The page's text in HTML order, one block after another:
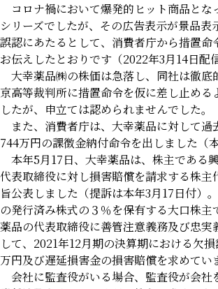
コロナ禍において爆発的ヒット商品とな
シリーズでしたが、その広告表示が景品表
誤認にあたるとして、消費者庁から措置命
お伝えしたとおりです（2022年3月14日配
大幸薬品㈱の株価は急落し、同社は徹底
京高等裁判所に措置命令を仮に差し止める
したが、申立ては認められませんでした。
また、消費者庁は、大幸薬品に対して過
744万円の課徴金納付命令を出しました（
本年5月17日、大幸薬品は、株主である
代表取締役に対し損害賠償を請求する株主
旨公表しました（提訴は本年3月17日付）
の発行済み株式の３％を保有する大口株主
薬品の代表取締役に善管注意義務及び忠実
して、2021年12月期の決算期における欠
万円及び遅延損害金の損害賠償を求めてい
会社に監査役がいる場合、監査役が会社